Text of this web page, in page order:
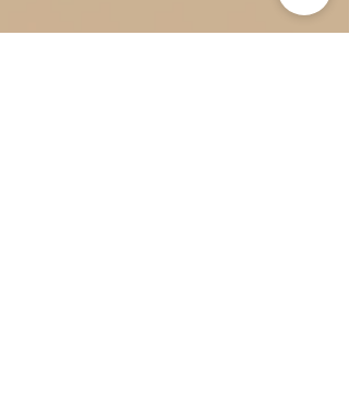
Volg Art-Empire voor inspiratie en